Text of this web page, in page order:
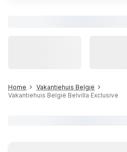
Home
Vakantiehuis België
Vakantiehuis België Belvilla Exclusive